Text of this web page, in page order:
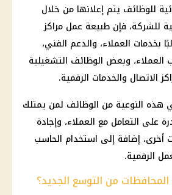
للوظائف يتم إعلانها من خلال
للشركة، فإن طبيعة عمل مراكز
بخدمات العملاء، والدعم الفني،
العملاء، وبعض الوظائف التشغيلية
الاتصال والخدمات الرقمية.
هذه النوعية من الوظائف لمن يمتلك
على التعامل مع العملاء، وإجادة
أخرى، إضافة إلى استخدام الحاسب
الرقمية.
من التوسع الجديد؟